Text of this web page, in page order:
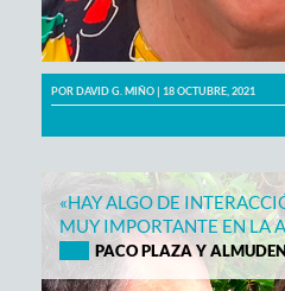
PORDAVID G. MIÑO | 18 OCTUBRE, 2021
«HAY ALGO DE
MUY IMPORTANTE EN LA
PACO PLAZA Y